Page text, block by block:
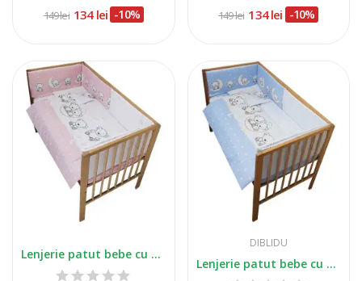
149 lei 134 lei -10% 149 lei 134 lei -10%
Lenjerie patut bebe cu 5 piese ursuletul pe...
DIBLIDU
Lenjerie patut bebe cu 5 piese ursuletul pe...